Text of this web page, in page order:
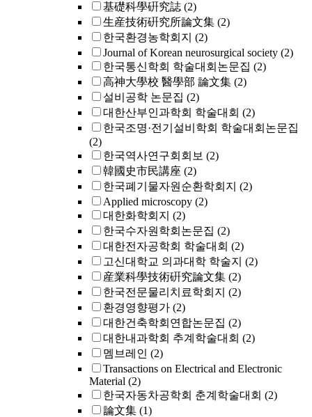
基礎科學硏究誌 (2)
生産技術硏究所論文集 (2)
한국환경농학회지 (2)
Journal of Korean neurosurgical society (2)
한국통신학회 학술대회논문집 (2)
高神大學校 醫學部 論文集 (2)
설비공학 논문집 (2)
대한산부인과학회 학술대회 (2)
한국조명·전기설비학회 학술대회논문집
(2)
한국역사연구회회보 (2)
韓國史市民講座 (2)
한국폐기물자원순환학회지 (2)
Applied microscopy (2)
대한화학회지 (2)
한국수자원학회논문집 (2)
대한전자공학회 학술대회 (2)
고신대학교 의과대학 학술지 (2)
産業科學技術硏究論文集 (2)
한국전문물리치료학회지 (2)
환경영향평가 (2)
대한건축학회연합논문집 (2)
대한내과학회 추계학술대회 (2)
멤브레인 (2)
Transactions on Electrical and Electronic
Material (2)
한국자동차공학회 춘계학술대회 (2)
論文集 (1)